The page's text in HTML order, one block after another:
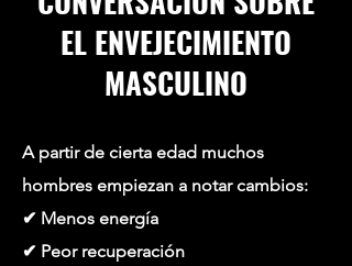
EL ENVEJECIMIENTO
MASCULINO
A partir de cierta edad muchos
hombres empiezan a notar cambios:
✔ Menos energía
✔ Peor recuperación